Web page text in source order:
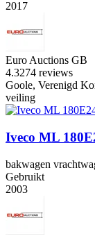
2017
Euro Auctions GB
4.3274 reviews
Goole, Verenigd
veiling
Iveco ML
bakwagen
Gebruikt
2003